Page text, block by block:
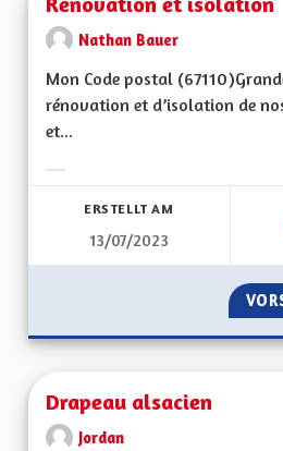
Nathan Bauer
Mon Code postal
rénovation et d’isolation de
et...
ERSTELLT AM
13/07/2023
Drapeau alsacien
Jordan